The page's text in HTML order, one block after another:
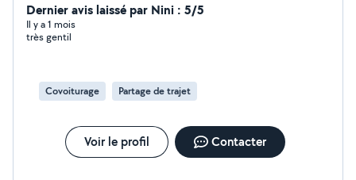
Dernier avis laissé par Nini : 5/5
Il y a 1 mois
très gentil
Covoiturage Partage de trajet
Voir le profil Contacter